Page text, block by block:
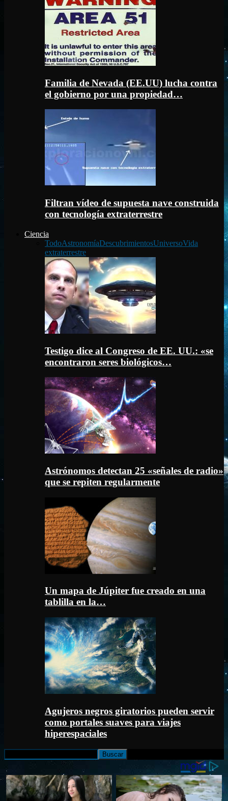
Familia de Nevada (EE.UU) lucha contra
el gobierno por una propiedad…
Filtran vídeo de supuesta nave construida
con tecnología extraterrestre
Ciencia
TodoAstronomíaDescubrimientosUniversoVida
extraterrestre
Testigo dice al Congreso de EE. UU.: «se
encontraron seres biológicos…
Astrónomos detectan 25 «señales de radio»
que se repiten regularmente
Un mapa de Júpiter fue creado en una
tablilla en la…
Agujeros negros giratorios pueden servir
como portales suaves para viajes
hiperespaciales